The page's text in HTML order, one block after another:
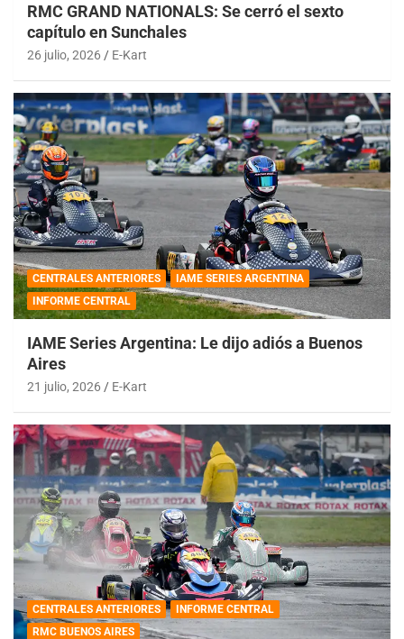
RMC GRAND NATIONALS: Se cerró el sexto
capítulo en Sunchales
26 julio, 2026 E-Kart
CENTRALES ANTERIORES
IAME SERIES ARGENTINA
INFORME CENTRAL
IAME Series Argentina: Le dijo adiós a Buenos
Aires
21 julio, 2026 E-Kart
CENTRALES ANTERIORES
INFORME CENTRAL
RMC BUENOS AIRES